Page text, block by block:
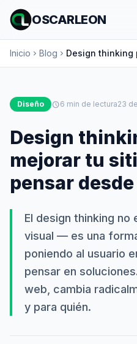
OSCARLEON
Inicio chevron_right Blog chevron_right Design thinking
cómo pensar
Diseño schedule6 min de lectura23
Design
mejorar tu
pensar
El design thinking
visual — es una
poniendo al usuario
pensar en
web, cambia
y para quién.